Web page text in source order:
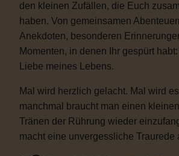
den kleinen Zufällen, die Euch
haben. Von gemeinsamen
Anekdoten, besonderen
Momenten, in denen Ihr gespürt
Liebe meines Lebens.
Mal wird herzlich gelacht. Mal wird
manchmal braucht man einen
Tränen der Rührung wieder
macht eine unvergessliche Traurede